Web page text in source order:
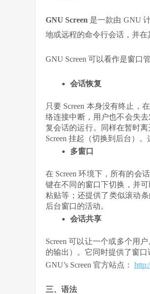
GNU Screen 是一款由 GNU
地或远程的命令行会话，并在
GNU Screen 可以看作是窗口
会话恢复
只要 Screen 本身没有终止
络连接中断，用户也不会失
复会话的运行。同样在暂时
Screen 挂起（切换到后台）
多窗口
在 Screen 环境下，所有的会
键在不同的窗口下切换，并
粘贴等；还提供了类似滚动
后台窗口的活动。
会话共享
Screen 可以让一个或多个用
的输出）。它同时提供了窗口
GNU’s Screen 官方站点：
三、语法